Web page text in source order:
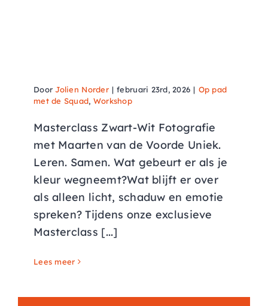
DoorJolien Norder | februari 23rd, 2026 | Op pad
met de Squad, Workshop
Masterclass Zwart-Wit Fotografie
met Maarten van de Voorde Uniek.
Leren. Samen. Wat gebeurt er als je
kleur wegneemt?Wat blijft er over
als alleen licht, schaduw en emotie
spreken? Tijdens onze exclusieve
Masterclass [...]
Lees meer